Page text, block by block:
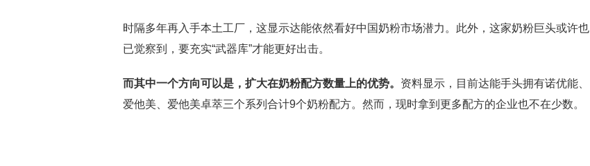
时隔多年再入手本土工厂，这显示达能依然看好中国奶粉市场潜力。此外，这家奶粉巨头或许也
已觉察到，要充实“武器库”才能更好出击。
而其中一个方向可以是，扩大在奶粉配方数量上的优势。 资料显示，目前达能手头拥有诺优能、
爱他美、爱他美卓萃三个系列合计9个奶粉配方。然而，现时拿到更多配方的企业也不在少数。